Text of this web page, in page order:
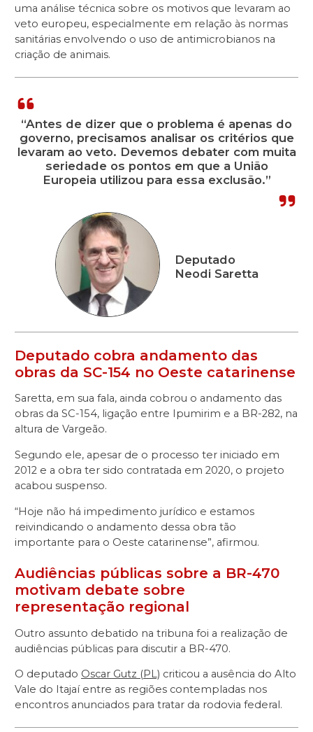
uma análise técnica sobre os motivos que levaram ao
veto europeu, especialmente em relação às normas
sanitárias envolvendo o uso de antimicrobianos na
criação de animais.
“Antes de dizer que o problema é apenas do
governo, precisamos analisar os critérios que
levaram ao veto. Devemos debater com muita
seriedade os pontos em que a União
Europeia utilizou para essa exclusão.”
Deputado
Neodi Saretta
Deputado cobra andamento das
obras da SC-154 no Oeste catarinense
Saretta, em sua fala, ainda cobrou o andamento das
obras da SC-154, ligação entre Ipumirim e a BR-282, na
altura de Vargeão.
Segundo ele, apesar de o processo ter iniciado em
2012 e a obra ter sido contratada em 2020, o projeto
acabou suspenso.
“Hoje não há impedimento jurídico e estamos
reivindicando o andamento dessa obra tão
importante para o Oeste catarinense”, afirmou.
Audiências públicas sobre a BR-470
motivam debate sobre
representação regional
Outro assunto debatido na tribuna foi a realização de
audiências públicas para discutir a BR-470.
O deputado Oscar Gutz (PL) criticou a ausência do Alto
Vale do Itajaí entre as regiões contempladas nos
encontros anunciados para tratar da rodovia federal.